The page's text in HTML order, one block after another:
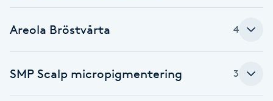
Dermapen
Diamantslipning
E
Areola Bröstvårta 4
SMP Scalp micropigmentering 3